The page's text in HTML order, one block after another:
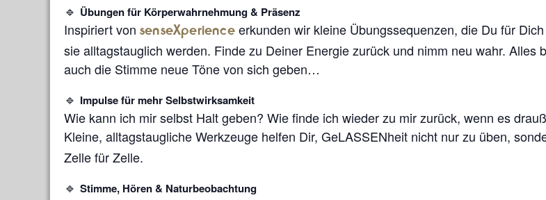
🔹 Übungen für Körperwahrnehmung & Präsenz
Inspiriert von senseXperienceerkunden wir kleine Übungssequenzen, die Du für
sie alltagstauglich werden. Finde zu Deiner Energie zurück und nimm neu wahr. Alles
auch die Stimme neue Töne von sich geben…
🔹 Impulse für mehr Selbstwirksamkeit
Wie kann ich mir selbst Halt geben? Wie finde ich wieder zu mir zurück, wenn es
Kleine, alltagstaugliche Werkzeuge helfen Dir, GeLASSENheit nicht nur zu üben,
Zelle für Zelle.
🔹 Stimme, Hören & Naturbeobachtung